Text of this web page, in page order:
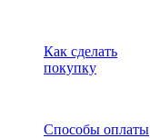
Как сделать
покупку
Способы оплаты